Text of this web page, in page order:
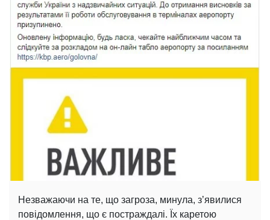
Незважаючи на те, що загроза, минула, з’явилися
повідомлення, що є постраждалі. Їх каретою